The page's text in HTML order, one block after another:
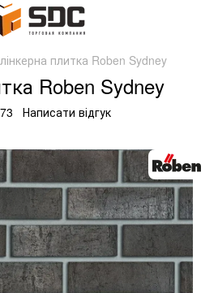
плитка Roben Sydney
Roben Sydney
Написати відгук